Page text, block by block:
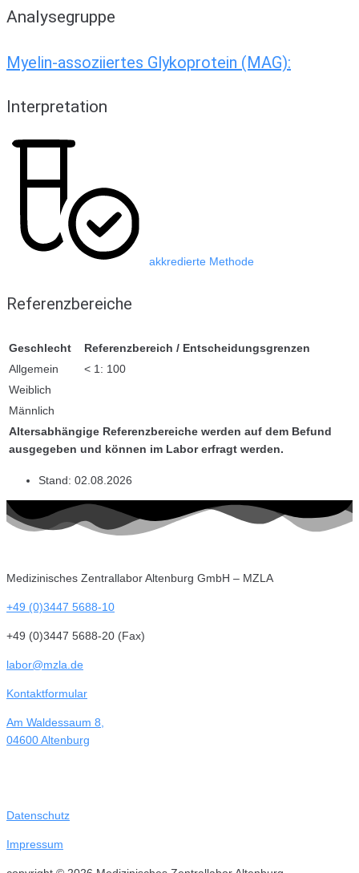
Analysegruppe
Myelin-assoziiertes Glykoprotein (MAG):
Interpretation
akkredierte Methode
Referenzbereiche
Geschlecht Referenzbereich / Entscheidungsgrenzen
Altersabhängige Referenzbereiche werden auf dem Befund
ausgegeben und können im Labor erfragt werden.
Allgemein
< 1: 100
Weiblich
Männlich
Stand: 02.08.2026
Medizinisches Zentrallabor Altenburg GmbH – MZLA
+49 (0)3447 5688-10
+49 (0)3447 5688-20 (Fax)
labor@mzla.de
Kontaktformular
Am Waldessaum 8,
04600 Altenburg
Datenschutz
Impressum